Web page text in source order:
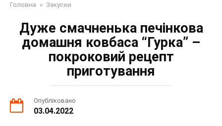
Головна » Закуски
Дуже смачненька печінкова
домашня ковбаса “Гурка” –
покроковий рецепт
приготування
Опубліковано
03.04.2022